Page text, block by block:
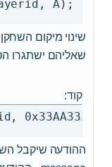
true)==0)
שאליהם ישתגרו
קוד:
ההודעה שיקבל